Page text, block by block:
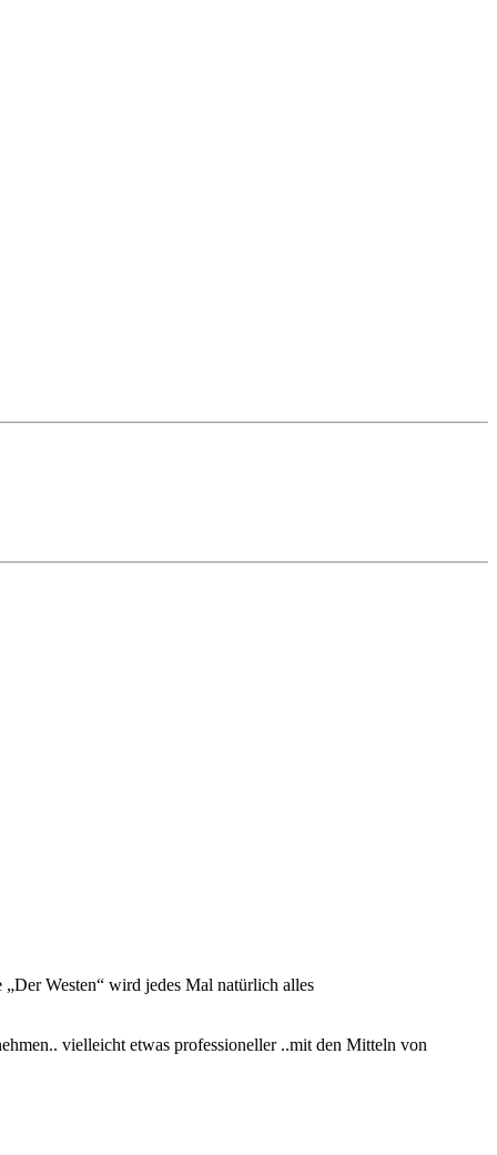
Westen“ wird jedes Mal natürlich alles
vielleicht etwas professioneller ..mit den Mitteln von